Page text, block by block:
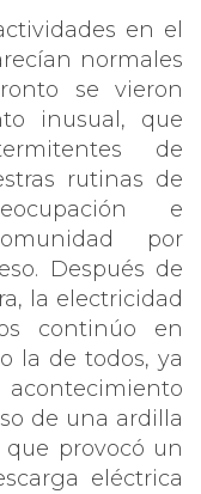
en el
normales
se vieron
inusual, que
de
rutinas de
e
por
Después de
la electricidad
continúo en
la de todos, ya
de una ardilla
que provocó un
eléctrica